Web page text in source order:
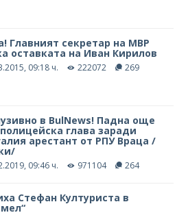
Главният секретар на МВР
оставката на Иван Кирилов
09:18 ч. 222072 269
в BulNews! Падна още
глава заради
арестант от РПУ Враца /
09:46 ч. 971104 264
Стефан Културиста в